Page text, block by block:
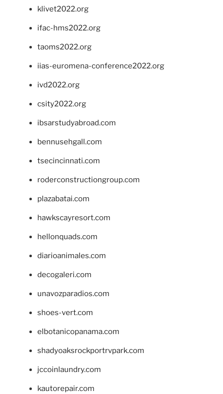
klivet2022.org
ifac-hms2022.org
taoms2022.org
iias-euromena-conference2022.org
ivd2022.org
csity2022.org
ibsarstudyabroad.com
bennusehgall.com
tsecincinnati.com
roderconstructiongroup.com
plazabatai.com
hawkscayresort.com
hellonquads.com
diarioanimales.com
decogaleri.com
unavozparadios.com
shoes-vert.com
elbotanicopanama.com
shadyoaksrockportrvpark.com
jccoinlaundry.com
kautorepair.com